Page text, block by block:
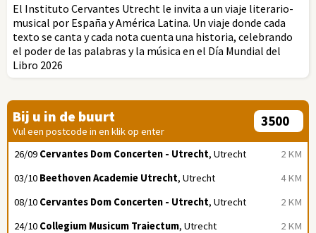
El Instituto Cervantes Utrecht le invita a un viaje literario-
musical por España y América Latina. Un viaje donde cada
texto se canta y cada nota cuenta una historia, celebrando
el poder de las palabras y la música en el Día Mundial del
Libro 2026
Bij u in de buurt
Vul een postcode in en klik op enter
2 KM
26/09 Cervantes Dom Concerten - Utrecht, Utrecht
4 KM
03/10 Beethoven Academie Utrecht, Utrecht
2 KM
08/10 Cervantes Dom Concerten - Utrecht, Utrecht
2 KM
24/10 Collegium Musicum Traiectum, Utrecht